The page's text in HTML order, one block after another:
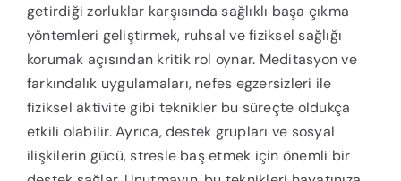
getirdiği zorluklar karşısında sağlıklı başa çıkma
yöntemleri geliştirmek, ruhsal ve fiziksel sağlığı
korumak açısından kritik rol oynar. Meditasyon ve
farkındalık uygulamaları, nefes egzersizleri ile
fiziksel aktivite gibi teknikler bu süreçte oldukça
etkili olabilir. Ayrıca, destek grupları ve sosyal
ilişkilerin gücü, stresle baş etmek için önemli bir